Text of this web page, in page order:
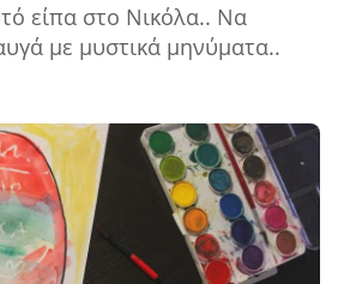
είπα στο Νικόλα.. Να
με μυστικά μηνύματα..